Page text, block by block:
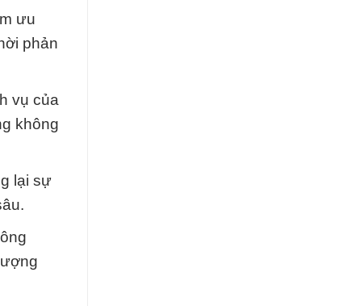
ưu
phản
vụ của
không
lại sự